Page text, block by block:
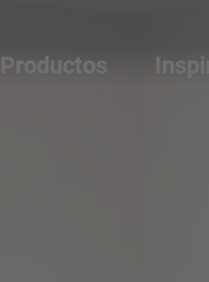
Productos